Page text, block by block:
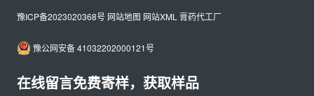
豫ICP备2023020368号 网站地图 网站XML 膏药代工厂
豫公网安备 41032202000121号
在线留言免费寄样，获取样品